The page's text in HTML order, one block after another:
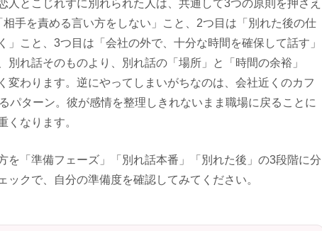
人とこじれずに別れられた人は、共通して3つの原則を押さえ
手を責める言い方をしない」こと、2つ目は「別れた後の仕
」こと、3つ目は「会社の外で、十分な時間を確保して話す」
別れ話そのものより、別れ話の「場所」と「時間の余裕」
変わります。逆にやってしまいがちなのは、会社近くのカフ
パターン。彼が感情を整理しきれないまま職場に戻ることに
くなります。
を「準備フェーズ」「別れ話本番」「別れた後」の3段階に分
ックで、自分の準備度を確認してみてください。